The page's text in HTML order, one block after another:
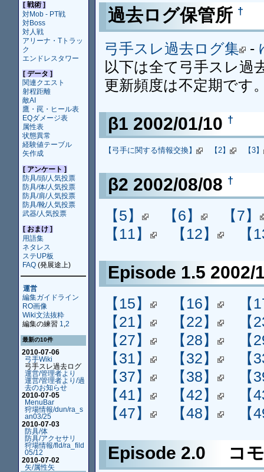
[ 戦術 ]
対Mob - PT戦
対Boss
対人戦
アリーナ・Tトラッ
ク
エンドレスタワー
[ データ ]
関連クエスト
射程距離
敵AI
鷹・罠・ヒール表
EQダメージ表
属性表
状態異常
経験値テーブル
矢作成
[ アンケート ]
防具/頭/人気投票
防具/体/人気投票
防具/肩/人気投票
防具/靴/人気投票
武器/人気投票
[ おまけ ]
用語集
ネタレス
ステUP板
FAQ(発展途上)
運営
編集ガイドライン
RO画像
Wiki文法抜粋
編集の練習 1 2
最新の10件
2010-07-06
弓手Wiki
弓手スレ過去ログ
運営/管理者より
運営/管理者より/過
去のお知らせ
2010-07-05
MenuBar
狩場情報/dun/ra_s
an03/25
2010-07-03
防具/体
防具/アクセサリ
狩場情報/fld/ra_fild
05/12
2010-07-02
矢/属性矢
過去ログ保管所 †
弓手スレ過去ログ集 -
以下は全て弓手スレ過
更新頻度は不定期です
β1 2002/01/10 †
【弓手に関する情報交換】 【2】 【3】
β2 2002/08/08 †
【5】 【6】
【7】
【11】
【12】 【
Episode 1.5 2002/
【15】 【16】
【
【21】
【22】
【
【27】
【28】
【
【31】
【32】
【
【37】
【38】
【
【41】
【42】
【
【47】
【48】 【
Episode 2.0 コ